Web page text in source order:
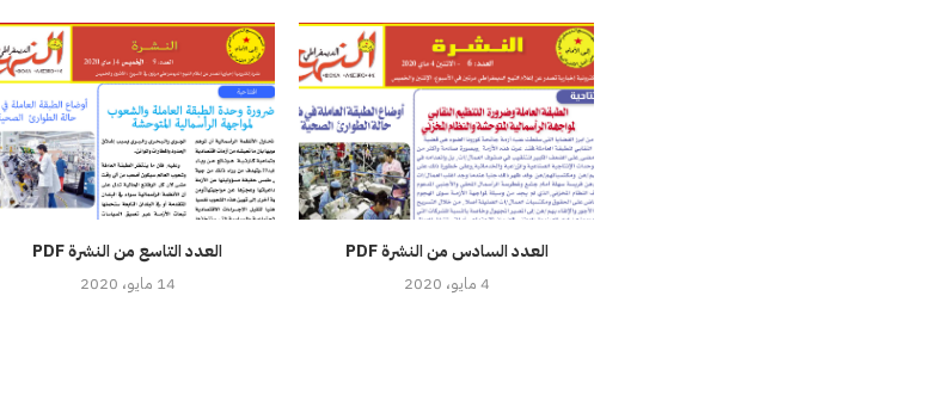
العدد التاسع من النشرة PDF
14 مايو، 2020
العدد السادس من النشرة PDF
4 مايو، 2020